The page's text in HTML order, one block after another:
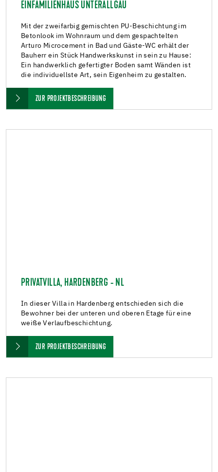
EINFAMILIENHAUS UNTERALLGÄU
Mit der zweifarbig gemischten PU-Beschichtung im
Betonlook im Wohnraum und dem gespachtelten
Arturo Microcement in Bad und Gäste-WC erhält der
Bauherr ein Stück Handwerkskunst in sein zu Hause:
Ein handwerklich gefertigter Boden samt Wänden ist
die individuellste Art, sein Eigenheim zu gestalten.
ZUR PROJEKTBESCHREIBUNG
PRIVATVILLA, HARDENBERG - NL
In dieser Villa in Hardenberg entschieden sich die
Bewohner bei der unteren und oberen Etage für eine
weiße Verlaufbeschichtung.
ZUR PROJEKTBESCHREIBUNG